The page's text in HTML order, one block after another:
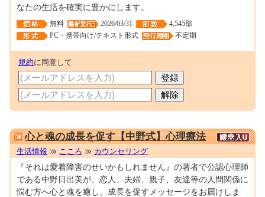
なたの生活を確実に豊かにします。
無料 2026/03/31
4,545部
PC・携帯向け/テキスト形式
不定期
規約に同意して
心と魂の成長を促す【中野式】心理療法
生活情報 こころ カウンセリング
『それは愛着障害のせいかもしれません』の著者で公認心理師
である中野日出美が、恋人、夫婦、親子、友達等の人間関係に
悩む方へ心と魂を癒し、成長を促すメッセージをお届けしま